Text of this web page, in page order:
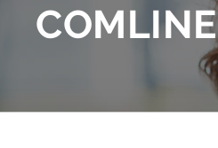
COMLINE